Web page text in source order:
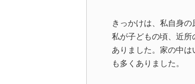
きっかけは、私自身の
私が子どもの頃、近
ありました。家の中
も多くありました。